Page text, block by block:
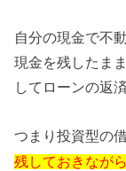
自分の現金で不
現金を残したま
してローンの返
つまり投資型の
残しておきなが